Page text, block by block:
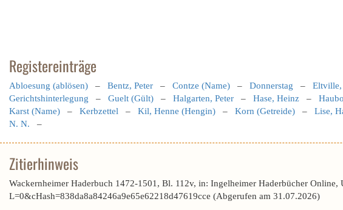
Registereinträge
Abloesung (ablösen) – Bentz, Peter – Contze (Name) – Donnerstag – Eltville,
Gerichtshinterlegung – Guelt (Gült) – Halgarten, Peter – Hase, Heinz –
Karst (Name) – Kerbzettel – Kil, Henne (Hengin) – Korn (Getreide) – Lise,
N. N. –
Zitierhinweis
Wackernheimer Haderbuch 1472-1501, Bl. 112v, in: Ingelheimer Haderbücher
L=0&cHash=838da8a84246a9e65e62218d47619cce (Abgerufen am 31.07.2026)